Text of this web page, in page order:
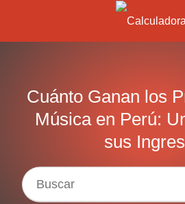
Cuánto Ganan los
Música en Perú:
sus